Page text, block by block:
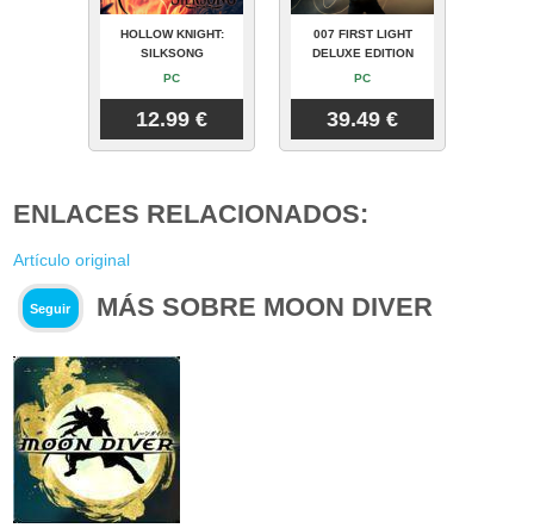
HOLLOW KNIGHT:
SILKSONG
PC
12.99 €
007 FIRST LIGHT
DELUXE EDITION
PC
39.49 €
ENLACES RELACIONADOS:
Artículo original
Seguir MÁS SOBRE MOON DIVER